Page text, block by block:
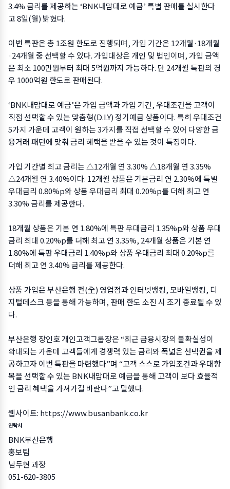
3.4% 금리를 제공하는 ‘BNK내맘대로 예금’ 특별 판매를 실시한다
고 8일(월) 밝혔다.
이번 특판은 총 1조원 한도로 진행되며, 가입 기간은 12개월·18개월
·24개월 중 선택할 수 있다. 가입대상은 개인 및 법인이며, 가입 금액
은 최소 100만원부터 최대 5억원까지 가능하다. 단 24개월 특판의 경
우 1000억원 한도로 판매된다.
‘BNK내맘대로 예금’은 가입 금액과 가입 기간, 우대조건을 고객이
직접 선택할 수 있는 맞춤형(D.I.Y) 정기예금 상품이다. 특히 우대조건
5가지 가운데 고객이 원하는 3가지를 직접 선택할 수 있어 다양한 금
융거래 패턴에 맞춰 금리 혜택을 받을 수 있는 것이 특징이다.
가입 기간별 최고 금리는 △12개월 연 3.30% △18개월 연 3.35%
△24개월 연 3.40%이다. 12개월 상품은 기본금리 연 2.30%에 특별
우대금리 0.80%p와 상품 우대금리 최대 0.20%p를 더해 최고 연
3.30% 금리를 제공한다.
18개월 상품은 기본 연 1.80%에 특판 우대금리 1.35%p와 상품 우대
금리 최대 0.20%p를 더해 최고 연 3.35%, 24개월 상품은 기본 연
1.80%에 특판 우대금리 1.40%p와 상품 우대금리 최대 0.20%p를
더해 최고 연 3.40% 금리를 제공한다.
상품 가입은 부산은행 전(全) 영업점과 인터넷뱅킹, 모바일뱅킹, 디
지털데스크 등을 통해 가능하며, 판매 한도 소진 시 조기 종료될 수 있
다.
부산은행 장인호 개인고객그룹장은 “최근 금융시장의 불확실성이
확대되는 가운데 고객들에게 경쟁력 있는 금리와 폭넓은 선택권을 제
공하고자 이번 특판을 마련했다”며 “고객 스스로 가입조건과 우대항
목을 선택할 수 있는 BNK내맘대로 예금을 통해 고객이 보다 효율적
인 금리 혜택을 가져가길 바란다”고 말했다.
웹사이트: https://www.busanbank.co.kr
연락처
BNK부산은행
홍보팀
남두현 과장
051-620-3805